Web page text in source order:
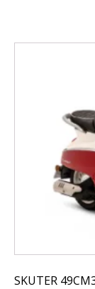
SKUTER